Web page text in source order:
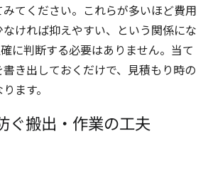
てください。これらが多いほど費用
ければ抑えやすい、という関係にな
に判断する必要はありません。当て
き出しておくだけで、見積もり時の
ます。
ぐ搬出・作業の工夫